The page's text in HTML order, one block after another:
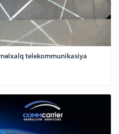
telekommunikasiya